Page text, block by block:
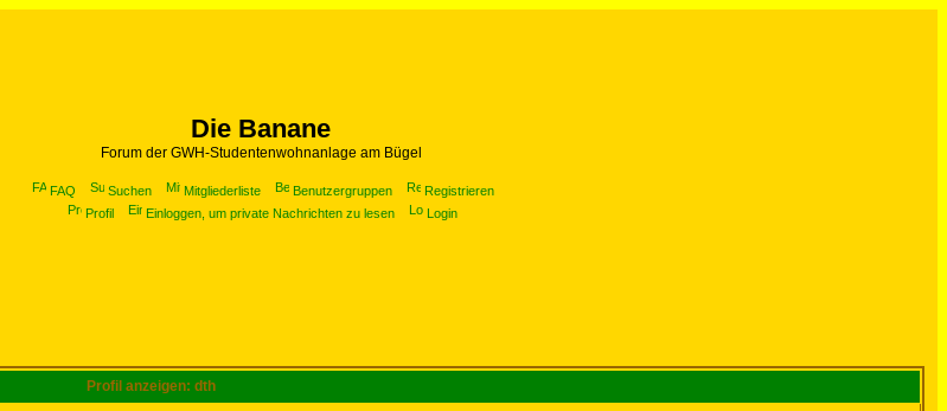
Die Banane
Forum der GWH-Studentenwohnanlage am Bügel
FAQ Suchen Mitgliederliste Benutzergruppen
Registrieren
Profil
Einloggen, um private Nachrichten zu lesen Login
Profil anzeigen: dth